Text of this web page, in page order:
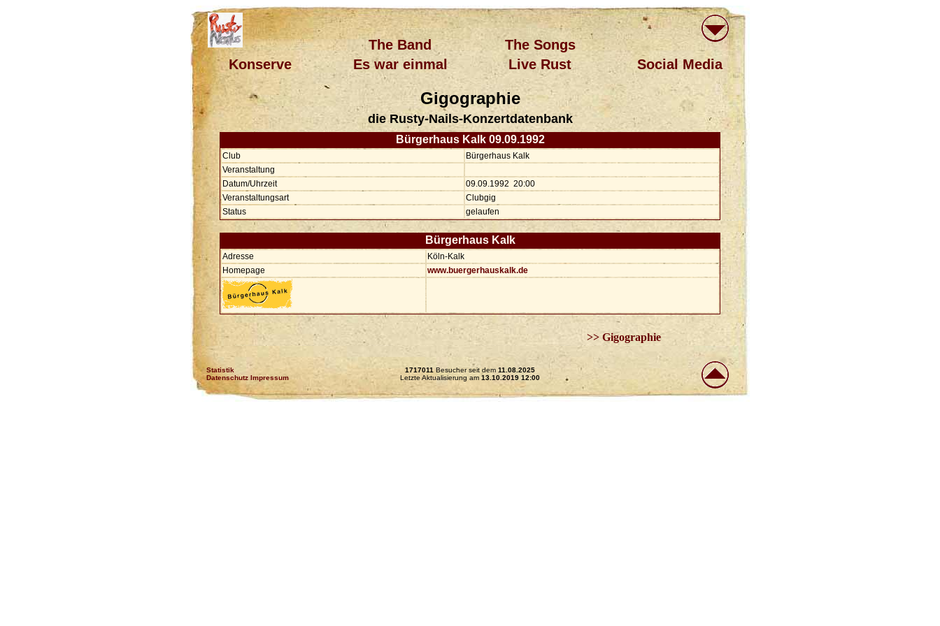
The Band
The Songs
Konserve
Es war einmal Live Rust Social Media
Gigographie
die Rusty-Nails-Konzertdatenbank
Bürgerhaus Kalk 09.09.1992
Club
Bürgerhaus Kalk
Veranstaltung
Datum/Uhrzeit
09.09.1992 20:00
Veranstaltungsart
Clubgig
Status
gelaufen
Bürgerhaus Kalk
Adresse
Köln-Kalk
Homepage
www.buergerhauskalk.de
>> Gigographie
Statistik
Datenschutz Impressum
1717011 Besucher seit dem 11.08.2025
Letzte Aktualisierung am 13.10.2019 12:00